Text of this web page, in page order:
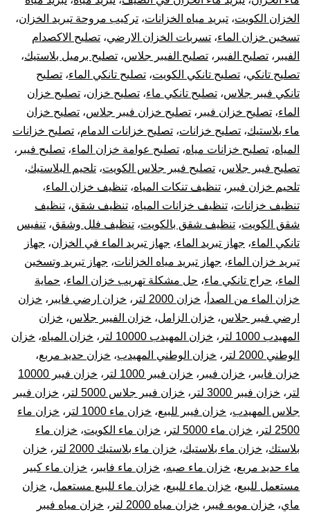
الخزان الكويت، تبريد مياه الخزانات، تركيب مروحة تبريد الخزان،
تسخين خزان الماء، تسربات الخزان الارضي، تصليح الاكصدام
الفيبر ، تصليح الفيبر ، تصليح الفيبر جلاس، تصليح برميل بلاستيك،
تصليح تانكي، تصليح تانكي الكويت، تصليح تانكي الماء، تصليح
تانكي فيبر جلاس، تصليح تانكي ماء، تصليح خزان، تصليح خزان
الماء، تصليح خزان فيبر ، تصليح خزان فيبر جلاس، تصليح خزان
ماء بلاستيك، تصليح خزانات، تصليح خزانات الدمام، تصليح خزانات
المياه، تصليح خزانات مياه، تصليح عوامة خزان الماء، تصليح فيبر ،
تصليح فيبر جلاس، تصليح فيبر جلاس الكويت، تلحيم البلاستيك،
تلحيم خزان فيبر ، تنظيف تنكات المياه، تنظيف خزان الماء،
تنظيف خزانات، تنظيف خزانات المياه، تنظيف شقق، تنظيف
شقق الكويت، تنظيف شقق بالكويت، تنظيف فلل وشقق، تنفيس
تانكي الماء، جهاز تبريد الماء، جهاز تبريد الماء في الخزان، جهاز
تبريد خزان الماء، جهاز تبريد مياه الخزانات، جهاز تبريد وتسخين
الماء، حراج تانكي ماء، حل مشكلة تهريب خزان الماء، حماية
خزان الماء من الصدأ ، خزان 2000 لتر ، خزان ارضي فايبر ، خزان
ارضي فيبر جلاس، خزان الزامل، خزان الفيبر جلاس، خزان
المهيدب 1000 لتر
، خزان المهيدب 10000 لتر ، خزان المياه، خزان
الوطني 2000 لتر
، خزان الوطني المهيدب، خزان حديد مربع،
خزان فايبر ، خزان فيبر ، خزان فيبر 1000 لتر ،
خزان فيبر 10000
لتر ، خزان فيبر 3000 لتر ، خزان فيبر جلاس 5000 لتر ، خزان فيبر
جلاس المهيدب، خزان فيبر للبيع، خزان ماء 1000 لتر ، خزان ماء
2500 لتر
، خزان ماء 5000 لتر ، خزان ماء الكويت، خزان ماء
بلاستك، خزان ماء بلاستيك، خزان ماء بلاستيك 2000 لتر ، خزان
ماء حديد مربع، خزان ماء صبه، خزان ماء فايبر ، خزان ماء كبير
مستعمل للبيع، خزان ماء للبيع، خزان ماء للبيع مستعمل، خزان
ماي، خزان مويه فيبر ، خزان مياه 2000 لتر ، خزان مياه فيبر